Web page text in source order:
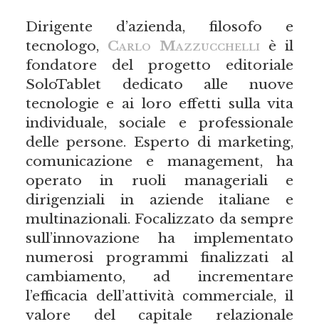
Dirigente d’azienda, filosofo e
tecnologo, Carlo Mazzucchelli è il
fondatore del progetto editoriale
SoloTablet dedicato alle nuove
tecnologie e ai loro effetti sulla vita
individuale, sociale e professionale
delle persone. Esperto di marketing,
comunicazione e management, ha
operato in ruoli manageriali e
dirigenziali in aziende italiane e
multinazionali. Focalizzato da sempre
sull’innovazione ha implementato
numerosi programmi finalizzati al
cambiamento, ad incrementare
l’efficacia dell’attività commerciale, il
valore del capitale relazionale